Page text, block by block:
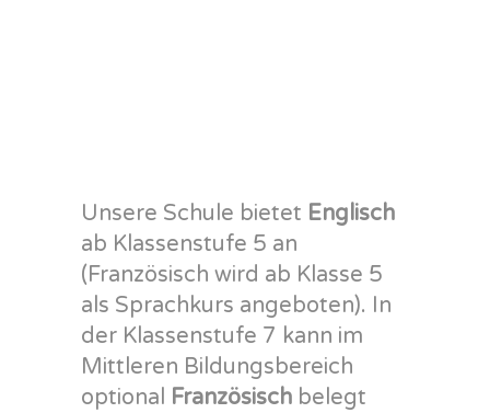
Unsere Schule bietet Englisch
ab Klassenstufe 5 an
(Französisch wird ab Klasse 5
als Sprachkurs angeboten). In
der Klassenstufe 7 kann im
Mittleren Bildungsbereich
optional Französisch belegt